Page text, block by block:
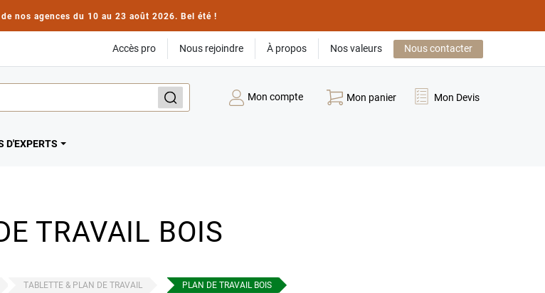
nos agences du 10 au 23 août 2026. Bel été !
Accès pro Nous rejoindre À propos Nos valeurs Nous contacter
Mon compte Mon panier Mon Devis
D'EXPERTS
TRAVAIL BOIS
TABLETTE & PLAN DE TRAVAIL PLAN DE TRAVAIL BOIS